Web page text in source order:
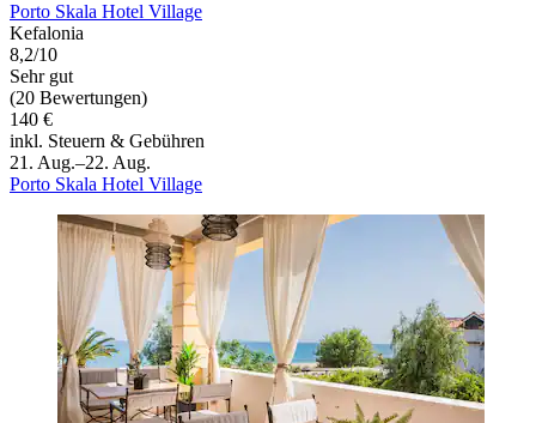
Porto Skala Hotel Village
Kefalonia
8,2/10
Sehr gut
(20 Bewertungen)
140 €
inkl. Steuern & Gebühren
21. Aug.–22. Aug.
Porto Skala Hotel Village